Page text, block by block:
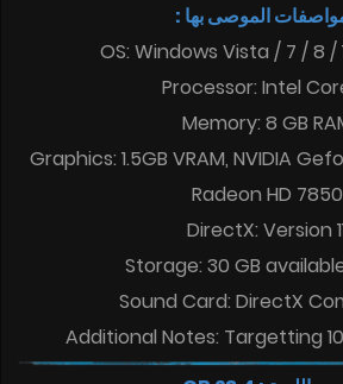
الموصى بها :
OS: Windows Vista / 7 / 8 /
Processor: Intel
Memory: 8 GB
Graphics: 1.5GB VRAM, NVIDIA
Radeon HD 7850
DirectX: Version
Storage: 30 GB
Sound Card: DirectX
Additional Notes: Targetting